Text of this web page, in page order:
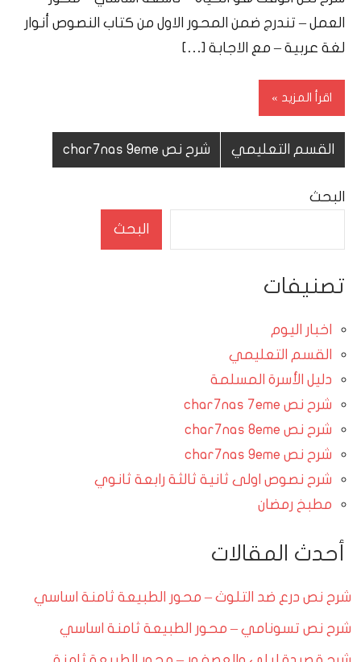
العمل – تندرج ضمن المحور الاول من كتاب النصوص أنوار
لغة عربية – مع الاجابة […]
اقرأ المزيد
القسم التعليمي شرح نص char7nas 9eme
البحث
البحث
تصنيفات
اخبار اليوم
القسم التعليمي
دليل الأسرة المسلمة
شرح نص char7nas 7eme
شرح نص char7nas 8eme
شرح نص char7nas 9eme
شرح نصوص اولى ثانية ثالثة رابعة ثانوي
مطبخ رمضان
أحدث المقالات
شرح نص درع ضد التلوث – محور الطبيعة ثامنة اساسي
شرح نص تسونامي – محور الطبيعة ثامنة اساسي